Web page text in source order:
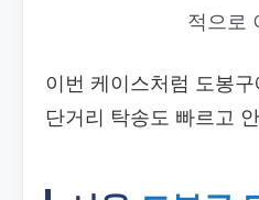
적으로
이번 케이스처럼 도봉
단거리 탁송도 빠르고